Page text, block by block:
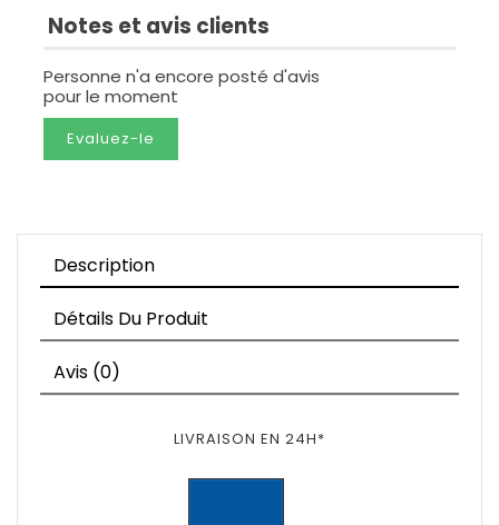
Notes et avis clients
Personne n'a encore posté d'avis
pour le moment
Evaluez-le
Description
Détails Du Produit
Avis (0)
LIVRAISON EN 24H*